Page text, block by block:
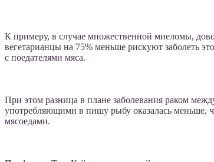
К примеру, в случае множественной миеломы,
вегетарианцы на 75% меньше рискуют заболеть
с поедателями мяса.
При этом разница в плане заболевания раком
употребляющими в пишу рыбу оказалась меньше,
мясоедами.